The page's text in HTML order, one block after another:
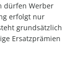
dürfen Werber
erfolgt nur
grundsätzlich
Ersatzprämien